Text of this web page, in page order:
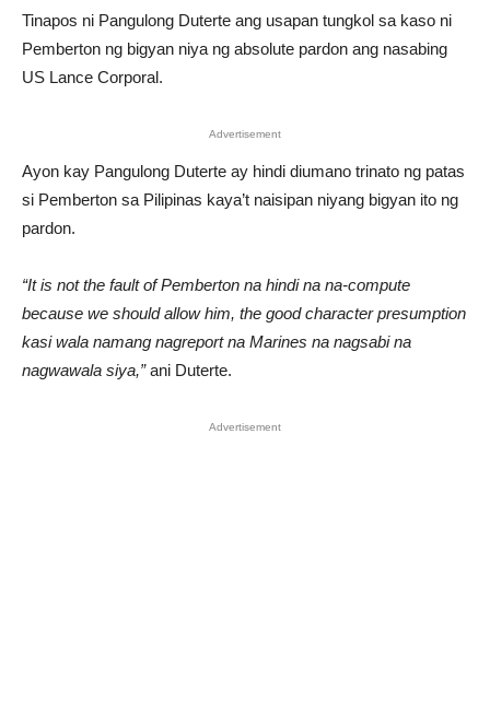
Tinapos ni Pangulong Duterte ang usapan tungkol sa kaso ni
Pemberton ng bigyan niya ng absolute pardon ang nasabing
US Lance Corporal.
Advertisement
Ayon kay Pangulong Duterte ay hindi diumano trinato ng patas
si Pemberton sa Pilipinas kaya’t naisipan niyang bigyan ito ng
pardon.
“It is not the fault of Pemberton na hindi na na-compute
because we should allow him, the good character presumption
kasi wala namang nagreport na Marines na nagsabi na
nagwawala siya,”ani Duterte.
Advertisement